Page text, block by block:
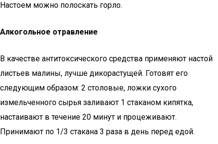
Настоем можно полоскать горло.
Алкогольное отравление
В качестве антитоксического средства применяют настой
листьев малины, лучше дикорастущей. Готовят его
следующим образом: 2 столовые, ложки сухого
измельченного сырья заливают 1 стаканом кипятка,
настаивают в течение 20 минут и процеживают.
Принимают по 1/3 стакана 3 раза в день перед едой.